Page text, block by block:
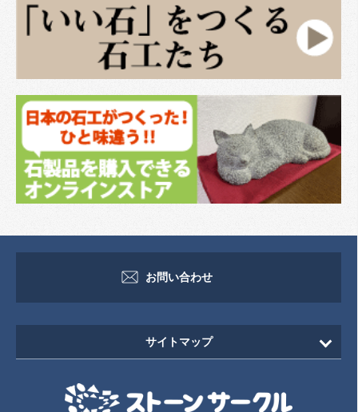
お問い合わせ
サイトマップ
HOME